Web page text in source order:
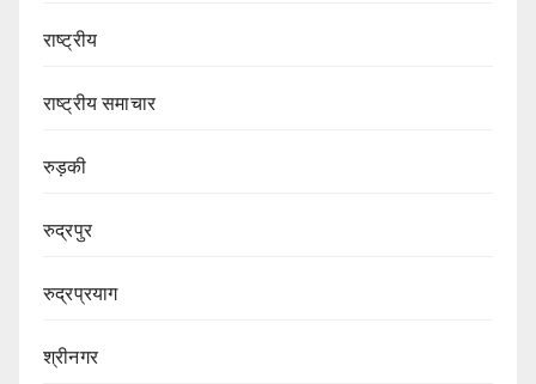
राष्ट्रीय
राष्ट्रीय समाचार
रुड़की
रुद्रपुर
रुद्रप्रयाग
श्रीनगर